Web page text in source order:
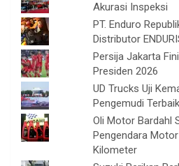
Akurasi Inspeksi
PT. Enduro
Distributor
Persija Jakarta
Presiden 2026
UD Trucks Uji
Pengemudi
Oli Motor Bardahl
Pengendara
Kilometer